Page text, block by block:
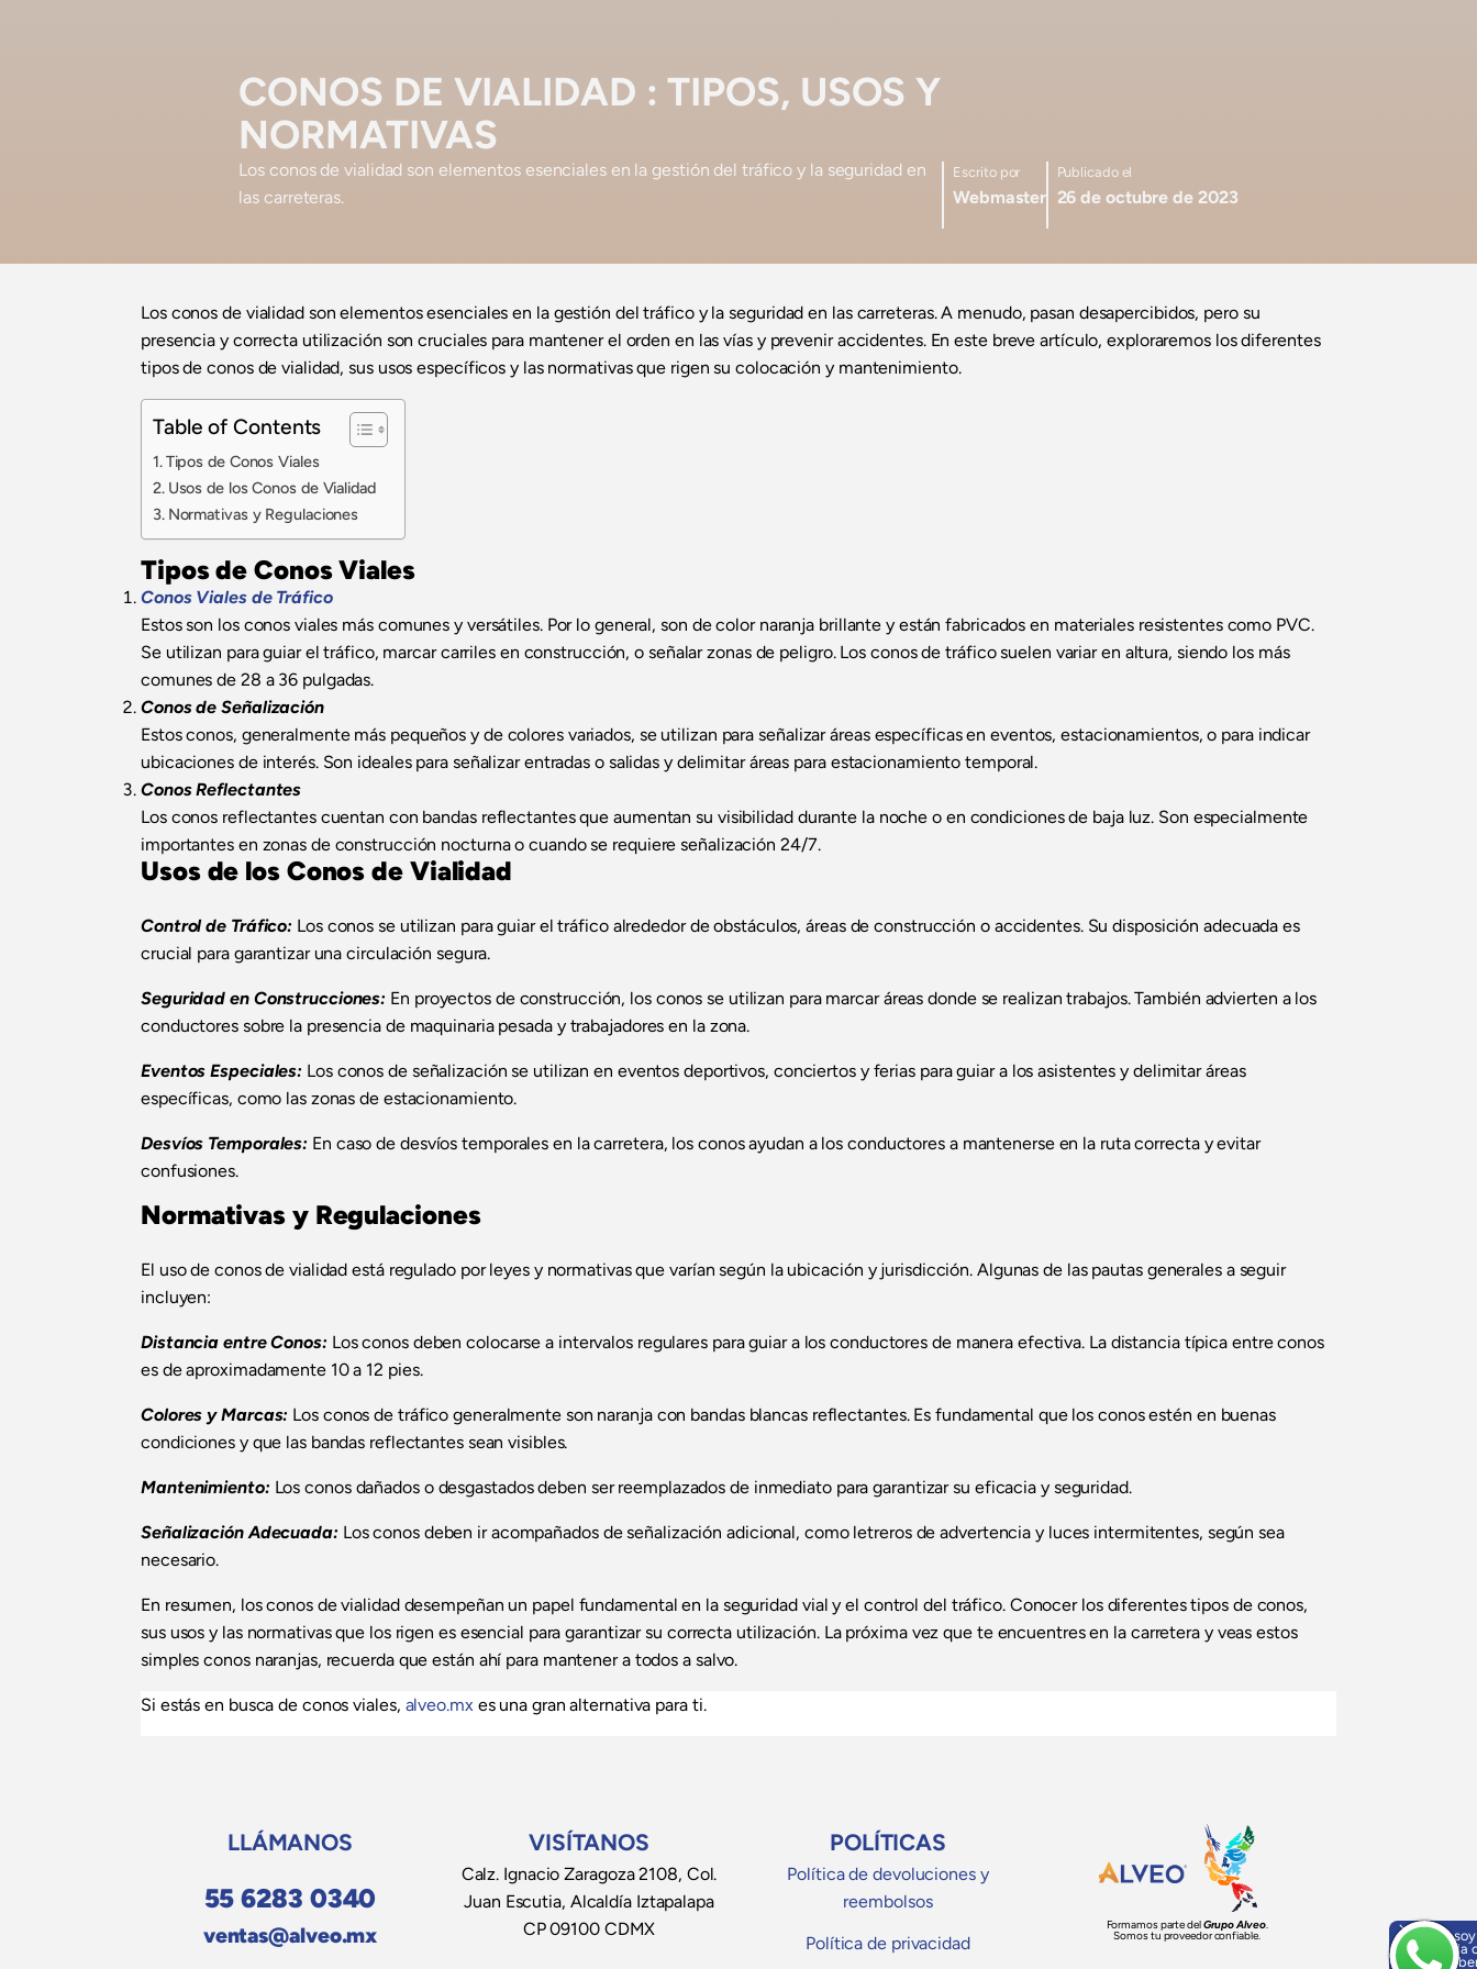
CONOS DE VIALIDAD : TIPOS, USOS Y
NORMATIVAS
Los conos de vialidad son elementos esenciales en la gestión del tráfico y la seguridad en
las carreteras.
Escrito por
Webmaster
Publicado el
26 de octubre de 2023
Los conos de vialidad son elementos esenciales en la gestión del tráfico y la seguridad en las carreteras. A menudo, pasan desapercibidos, pero su
presencia y correcta utilización son cruciales para mantener el orden en las vías y prevenir accidentes. En este breve artículo, exploraremos los diferentes
tipos de conos de vialidad, sus usos específicos y las normativas que rigen su colocación y mantenimiento.
Table of Contents
Tipos de Conos Viales
Usos de los Conos de Vialidad
Normativas y Regulaciones
Tipos de Conos Viales
Conos Viales de Tráfico
Estos son los conos viales más comunes y versátiles. Por lo general, son de color naranja brillante y están fabricados en materiales resistentes como PVC.
Se utilizan para guiar el tráfico, marcar carriles en construcción, o señalar zonas de peligro. Los conos de tráfico suelen variar en altura, siendo los más
comunes de 28 a 36 pulgadas.
Conos de Señalización
Estos conos, generalmente más pequeños y de colores variados, se utilizan para señalizar áreas específicas en eventos, estacionamientos, o para indicar
ubicaciones de interés. Son ideales para señalizar entradas o salidas y delimitar áreas para estacionamiento temporal.
Conos Reflectantes
Los conos reflectantes cuentan con bandas reflectantes que aumentan su visibilidad durante la noche o en condiciones de baja luz. Son especialmente
importantes en zonas de construcción nocturna o cuando se requiere señalización 24/7.
Usos de los Conos de Vialidad
Control de Tráfico: Los conos se utilizan para guiar el tráfico alrededor de obstáculos, áreas de construcción o accidentes. Su disposición adecuada es
crucial para garantizar una circulación segura.
Seguridad en Construcciones: En proyectos de construcción, los conos se utilizan para marcar áreas donde se realizan trabajos. También advierten a los
conductores sobre la presencia de maquinaria pesada y trabajadores en la zona.
Eventos Especiales: Los conos de señalización se utilizan en eventos deportivos, conciertos y ferias para guiar a los asistentes y delimitar áreas
específicas, como las zonas de estacionamiento.
Desvíos Temporales: En caso de desvíos temporales en la carretera, los conos ayudan a los conductores a mantenerse en la ruta correcta y evitar
confusiones.
Normativas y Regulaciones
El uso de conos de vialidad está regulado por leyes y normativas que varían según la ubicación y jurisdicción. Algunas de las pautas generales a seguir
incluyen:
Distancia entre Conos: Los conos deben colocarse a intervalos regulares para guiar a los conductores de manera efectiva. La distancia típica entre conos
es de aproximadamente 10 a 12 pies.
Colores y Marcas: Los conos de tráfico generalmente son naranja con bandas blancas reflectantes. Es fundamental que los conos estén en buenas
condiciones y que las bandas reflectantes sean visibles.
Mantenimiento: Los conos dañados o desgastados deben ser reemplazados de inmediato para garantizar su eficacia y seguridad.
Señalización Adecuada: Los conos deben ir acompañados de señalización adicional, como letreros de advertencia y luces intermitentes, según sea
necesario.
En resumen, los conos de vialidad desempeñan un papel fundamental en la seguridad vial y el control del tráfico. Conocer los diferentes tipos de conos,
sus usos y las normativas que los rigen es esencial para garantizar su correcta utilización. La próxima vez que te encuentres en la carretera y veas estos
simples conos naranjas, recuerda que están ahí para mantener a todos a salvo.
Si estás en busca de conos viales, alveo.mxes una gran alternativa para ti.
LLÁMANOS
55 6283 0340
ventas@alveo.mx
VISÍTANOS
Calz. Ignacio Zaragoza 2108, Col.
Juan Escutia, Alcaldía Iztapalapa
CP 09100 CDMX
POLÍTICAS
Política de devoluciones y
reembolsos
Política de privacidad
Formamos parte delGrupo Alveo.
Somos tu proveedor confiable.
Hola,
ayuda